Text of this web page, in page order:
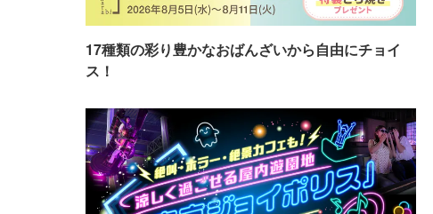
17種類の彩り豊かなおばんざいから自由にチョイ
ス！